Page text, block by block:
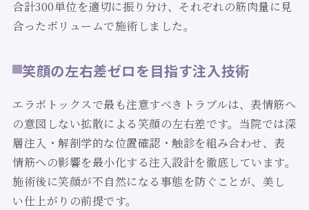
合計300単位を適切に振り分け、それぞれの筋肉量に見
合ったボリュームで施術しました。
笑顔の左右差ゼロを目指す注入技術
エラボトックスで最も注意すべきトラブルは、表情筋へ
の意図しない拡散による笑顔の左右差です。当院では深
層注入・解剖学的な位置確認・触診を組み合わせ、表
情筋への影響を最小化する注入設計を徹底しています。
施術後に笑顔が不自然になる事態を防ぐことが、美し
い仕上がりの前提です。